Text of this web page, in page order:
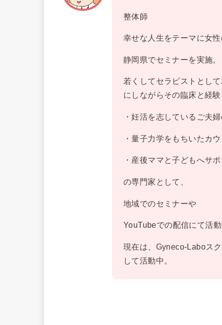
整体師
幸せな人生をテーマに女
静岡県でセミナーを実施。
若くしてセラピストとし
にしながらその臨床と経
・妊活を志しているご夫
・量子力学をもちいたカ
・産後ママと子どもへサポ
の専門家として、
地域でのセミナーや
YouTubeでの配信にて活動
現在は、Gyneco-Laboス
して活動中。